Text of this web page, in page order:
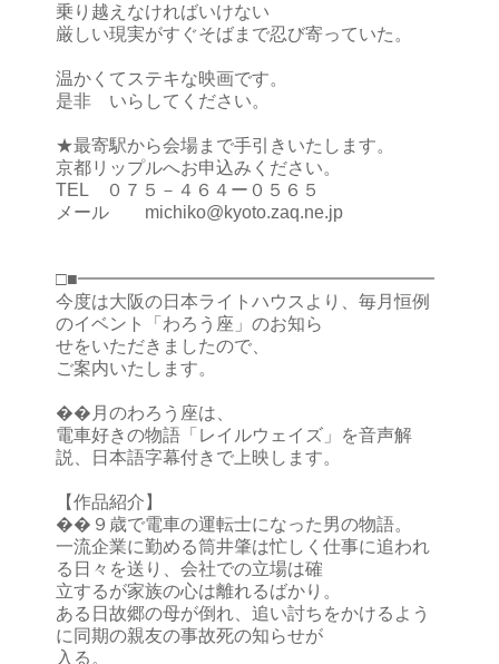
乗り越えなければいけない
厳しい現実がすぐそばまで忍び寄っていた。
温かくてステキな映画です。
是非 いらしてください。
★最寄駅から会場まで手引きいたします。
京都リップルへお申込みください。
TEL ０７５－４６４ー０５６５
メール michiko@kyoto.zaq.ne.jp
□■━━━━━━━━━━━━━━━━━━━━
今度は大阪の日本ライトハウスより、毎月恒例
のイベント「わろう座」のお知ら
せをいただきましたので、
ご案内いたします。
��月のわろう座は、
電車好きの物語「レイルウェイズ」を音声解
説、日本語字幕付きで上映します。
【作品紹介】
��９歳で電車の運転士になった男の物語。
一流企業に勤める筒井肇は忙しく仕事に追われ
る日々を送り、会社での立場は確
立するが家族の心は離れるばかり。
ある日故郷の母が倒れ、追い討ちをかけるよう
に同期の親友の事故死の知らせが
入る。